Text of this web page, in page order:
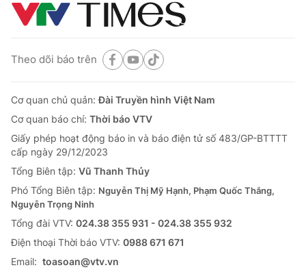
Theo dõi báo trên
Cơ quan chủ quản:Đài Truyền hình Việt Nam
Cơ quan báo chí: Thời báo VTV
Giấy phép hoạt động báo in và báo điện tử số 483/GP-BTTTT
cấp ngày 29/12/2023
Tổng Biên tập: Vũ Thanh Thủy
Phó Tổng Biên tập: Nguyễn Thị Mỹ Hạnh, Phạm Quốc Thắng,
Nguyễn Trọng Ninh
Tổng đài VTV: 024.38 355 931 - 024.38 355 932
Ðiện thoại Thời báo VTV: 0988 671 671
Email: toasoan@vtv.vn